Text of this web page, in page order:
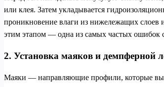
или клея. Затем укладывается
проникновение влаги из нижележащих слоев
этим этапом — одна из самых частых ошибок
2. Установка маяков и демпферной
Маяки — направляющие профили, которые